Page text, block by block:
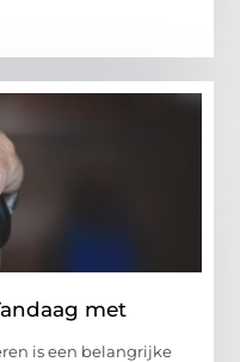
met
is een belangrijke